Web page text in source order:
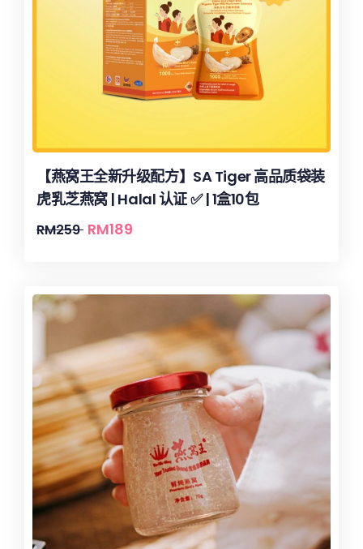
【燕窝王全新升级配方】SA Tiger 高品质袋装
虎乳芝燕窝 | Halal 认证 ✅ | 1盒10包
RM259 RM189